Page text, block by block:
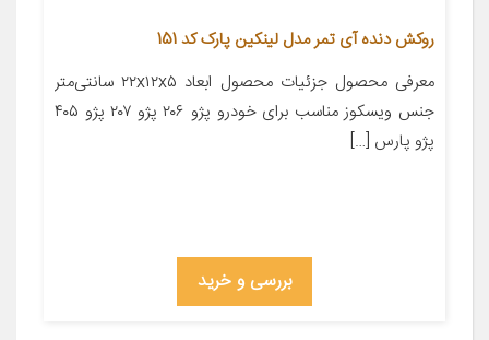
روکش دنده آی تمر مدل لینکین پارک کد 151
معرفی محصول جزئیات محصول ابعاد ۲۲x۱۲x۵ سانتی‌متر
جنس ویسکوز مناسب برای خودرو پژو ۲۰۶ پژو ۲۰۷ پژو ۴۰۵
پژو پارس […]
بررسی و خرید